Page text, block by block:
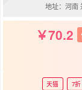
地址：河南
70.2
天猫 7折